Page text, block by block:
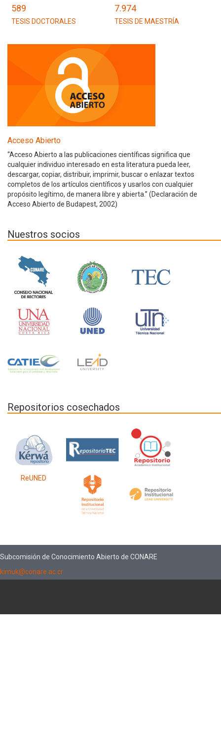
589
TESIS DOCTORALES
7.974
TESIS DE MAESTRÍA
Acceso Abierto
“Acceso Abierto a las publicaciones científicas significa que
cualquier individuo interesado en esta literatura pueda leer,
descargar, copiar, distribuir, imprimir, buscar o enlazar textos
completos de los artículos científicos y usarlos con cualquier
propósito legítimo, de manera libre y abierta.” (Declaración de
Acceso Abierto de Budapest, 2002)
Nuestros socios
Repositorios cosechados
ReUNED
Subcomisión de Conocimiento Abierto de CONARE
kimuk@conare.ac.cr